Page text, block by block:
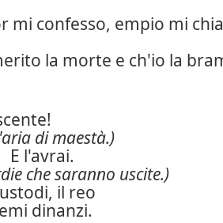
mi confesso, empio mi
la morte e ch'io la
di maestà.)
E l'avrai.
che saranno uscite.)
il reo
dinanzi.